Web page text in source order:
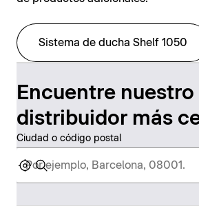
Sistema de ducha Shelf 1050
Encuentre nuestro
distribuidor más
Ciudad o código postal